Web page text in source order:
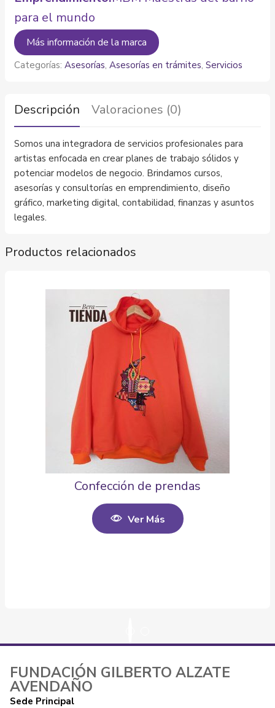
para el mundo
Más información de la marca
Categorías: Asesorías, Asesorías en trámites, Servicios
Descripción Valoraciones (0)
Somos una integradora de servicios profesionales para
artistas enfocada en crear planes de trabajo sólidos y
potenciar modelos de negocio. Brindamos cursos,
asesorías y consultorías en emprendimiento, diseño
gráfico, marketing digital, contabilidad, finanzas y asuntos
legales.
Productos relacionados
Confección de prendas
Ver Más
FUNDACIÓN GILBERTO ALZATE
AVENDAÑO
Sede Principal